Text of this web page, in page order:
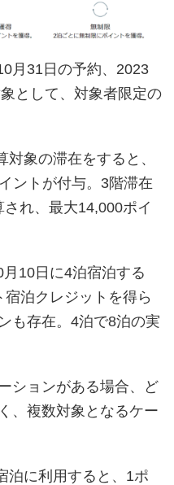
月31日の予約、2023
として、対象者限定の
象の滞在をすると、
ントが付与。3階滞在
れ、最大14,000ポイ
10日に4泊宿泊する
泊クレジットを得ら
も存在。4泊で8泊の実
ションがある場合、ど
、複数対象となるケー
泊に利用すると、1ポ